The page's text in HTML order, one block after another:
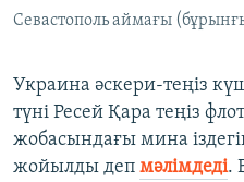
Басқа тілдерде
Севастополь аймағы
Украина әскери-теңіз
түні Ресей Қара теңіз
жобасындағы мина
жойылды деп мәлімдеді.